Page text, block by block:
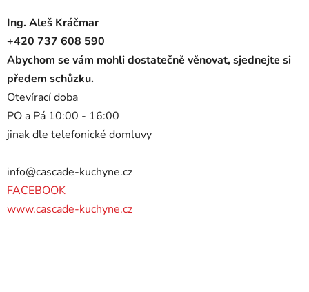
Ing. Aleš Kráčmar
+420 737 608 590
Abychom se vám mohli dostatečně věnovat, sjednejte si
předem schůzku.
Otevírací doba
PO a Pá 10:00 - 16:00
jinak dle telefonické domluvy
info@cascade-kuchyne.cz
FACEBOOK
www.cascade-kuchyne.cz